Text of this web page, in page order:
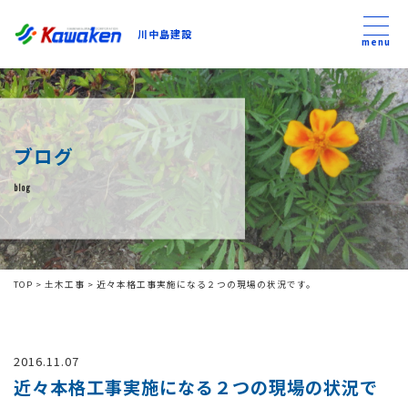
川中島建設
川中島建設
トップ
トピックス
事業内容
私たちについて
コンテンツ
menu
ブログ
blog
TOP > 土木工事 > 近々本格工事実施になる２つの現場の状況です。
2016.11.07
近々本格工事実施になる２つの現場の状況で